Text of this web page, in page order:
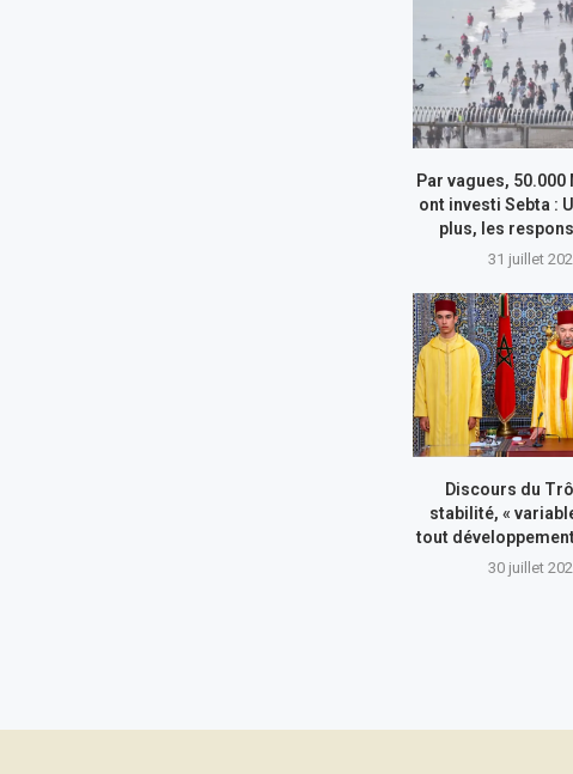
Par vagues,
ont investi Sebta :
plus, les
31 juillet
Discours du
stabilité, «
tout
30 juillet